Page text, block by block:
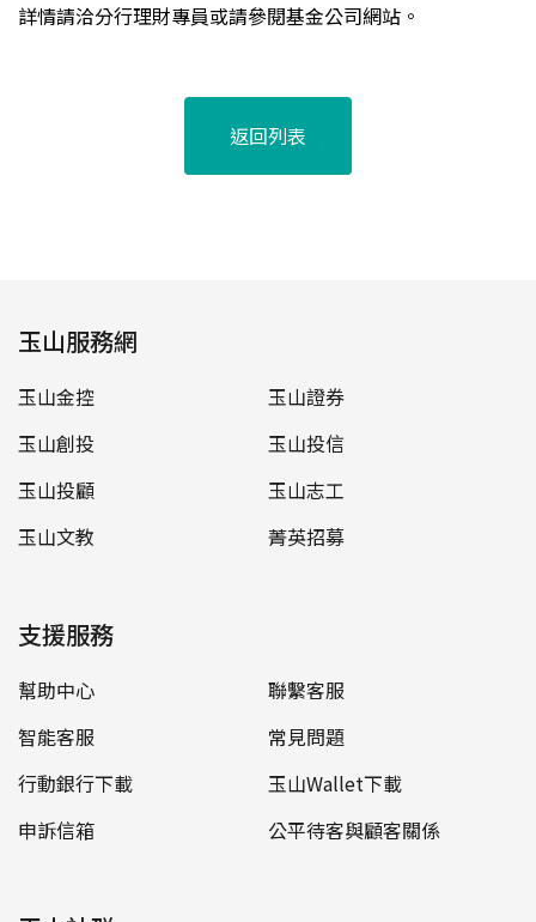
詳情請洽分行理財專員或請參閱基金公司網站。
返回列表
玉山服務網
玉山金控
玉山證券
玉山創投
玉山投信
玉山投顧
玉山志工
玉山文教
菁英招募
支援服務
幫助中心
聯繫客服
智能客服
常見問題
行動銀行下載
玉山Wallet下載
申訴信箱
公平待客與顧客關係